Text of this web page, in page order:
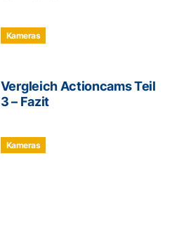
Kameras
Vergleich Actioncams Teil
3 – Fazit
Kameras